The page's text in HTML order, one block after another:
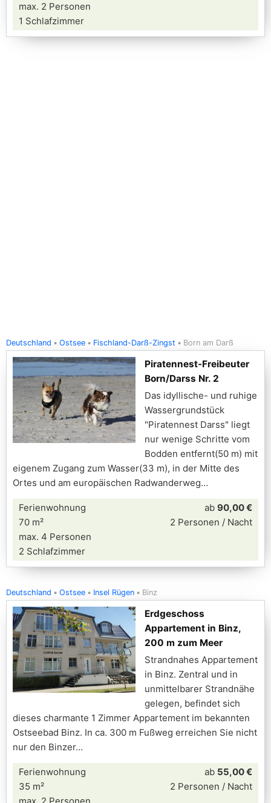
max. 2 Personen
1 Schlafzimmer
Deutschland Ostsee Fischland-Darß-Zingst Born am Darß
Piratennest-Freibeuter
Born/Darss Nr. 2
Das idyllische- und ruhige
Wassergrundstück
"Piratennest Darss" liegt
nur wenige Schritte vom
Bodden entfernt(50 m) mit
eigenem Zugang zum Wasser(33 m), in der Mitte des
Ortes und am europäischen Radwanderweg
Ferienwohnung
70 m²
max. 4 Personen
2 Schlafzimmer
ab 90,00 €
2 Personen / Nacht
Deutschland Ostsee Insel Rügen Binz
Erdgeschoss
Appartement in Binz,
200 m zum Meer
Strandnahes Appartement
in Binz. Zentral und in
unmittelbarer Strandnähe
gelegen, befindet sich
dieses charmante 1 Zimmer Appartement im bekannten
Ostseebad Binz. In ca. 300 m Fußweg erreichen Sie nicht
nur den Binzer
Ferienwohnung
35 m²
ab 55,00 €
2 Personen / Nacht